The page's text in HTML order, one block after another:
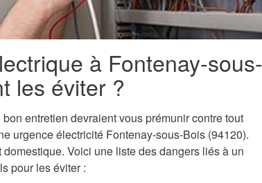
à Fontenay-sous-
les éviter ?
entretien devraient vous prémunir contre tout
urgence électricité Fontenay-sous-Bois (94120).
Voici une liste des dangers liés à un
pour les éviter :